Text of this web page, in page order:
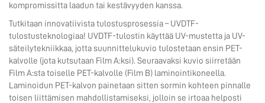
kompromissitta laadun tai kestävyyden kanssa.
Tutkitaan innovatiivista tulostusprosessia – UVDTF-
tulostusteknologiaa! UVDTF-tulostin käyttää UV-mustetta ja UV-
säteilytekniikkaa, jotta suunnittelukuvio tulostetaan ensin PET-
kalvolle (jota kutsutaan Film A:ksi). Seuraavaksi kuvio siirretään
Film A:sta toiselle PET-kalvolle (Film B) laminointikoneella.
Laminoidun PET-kalvon painetaan sitten sormin kohteen pinnalle
toisen liittämisen mahdollistamiseksi, jolloin se irtoaa helposti